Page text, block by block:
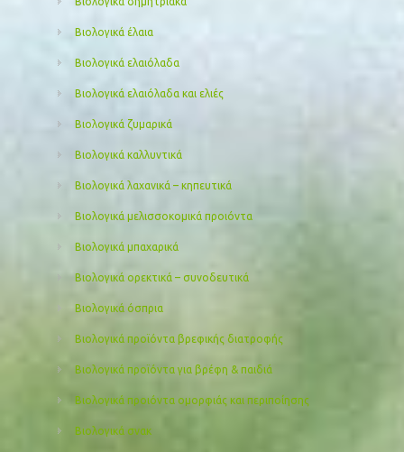
Βιολογικά έλαια
Βιολογικά ελαιόλαδα
Βιολογικά ελαιόλαδα και ελιές
Βιολογικά ζυμαρικά
Βιολογικά καλλυντικά
Βιολογικά λαχανικά – κηπευτικά
Βιολογικά μελισσοκομικά προιόντα
Βιολογικά μπαχαρικά
Βιολογικά ορεκτικά – συνοδευτικά
Βιολογικά όσπρια
Βιολογικά προϊόντα βρεφικής διατροφής
Βιολογικά προϊόντα για βρέφη & παιδιά
Βιολογικά προιόντα ομορφιάς και περιποίησης
Βιολογικά σνακ